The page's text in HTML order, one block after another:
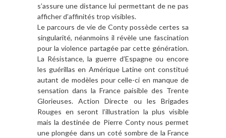
s’assure une distance lui permettant de ne pas
afficher d’affinités trop visibles.
Le parcours de vie de Conty possède certes sa
singularité, néanmoins il révèle une fascination
pour la violence partagée par cette génération.
La Résistance, la guerre d’Espagne ou encore
les guérillas en Amérique Latine ont constitué
autant de modèles pour celle-ci en manque de
sensation dans la France paisible des Trente
Glorieuses. Action Directe ou les Brigades
Rouges en seront l’illustration la plus visible
mais la destinée de Pierre Conty nous permet
une plongée dans un coté sombre de la France